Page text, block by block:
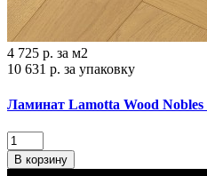
4 725 р. за м2
10 631 р. за упаковку
Ламинат Lamotta Wood Nobles
В корзину